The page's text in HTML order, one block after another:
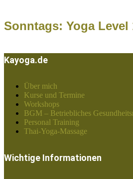
Sonntags: Yoga Level
Kayoga.de
Über mich
Kurse und Termine
Workshops
BGM – Betriebliches
Personal Training
Thai-Yoga-Massage
Wichtige Informationen